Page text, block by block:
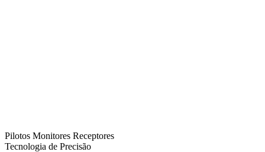
Pilotos Monitores Receptores
Tecnologia de Precisão